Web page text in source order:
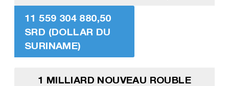
11 559 304 880,50
SRD (DOLLAR DU
SURINAME)
1 MILLIARD NOUVEAU ROUBLE